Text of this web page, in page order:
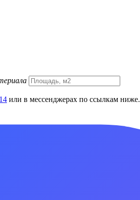
или в мессенджерах по ссылкам ниже.